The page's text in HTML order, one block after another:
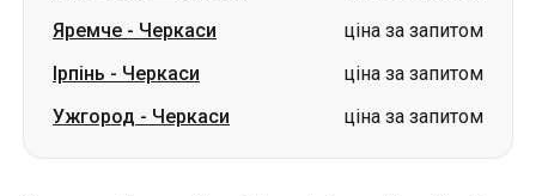
Яремче - Черкаси
ціна за запитом
Ірпінь - Черкаси
ціна за запитом
Ужгород - Черкаси ціна за запитом